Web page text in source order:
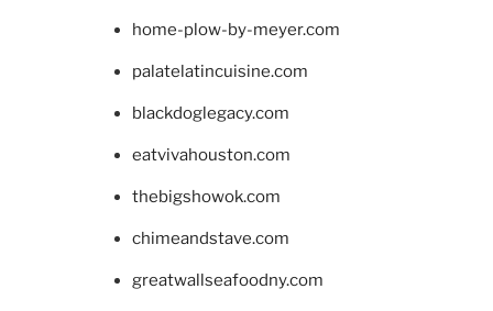
home-plow-by-meyer.com
palatelatincuisine.com
blackdoglegacy.com
eatvivahouston.com
thebigshowok.com
chimeandstave.com
greatwallseafoodny.com